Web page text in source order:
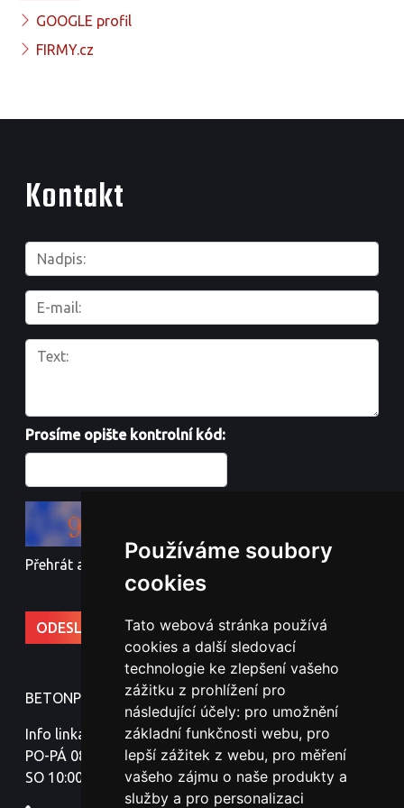
Používáme soubory
cookies
Tato webová stránka používá
cookies a další sledovací
technologie ke zlepšení vašeho
zážitku z prohlížení pro
následující účely: pro umožnění
základní funkčnosti webu, pro
lepší zážitek z webu, pro měření
vašeho zájmu o naše produkty a
služby a pro personalizaci
GOOGLE profil
FIRMY.cz
Kontakt
Prosíme opište kontrolní kód:
Přehrát audio kód
BETONPLOTY - Jindřich Nováček
Info linka:
PO-PÁ 08:00-18:00
SO 10:00-16:00